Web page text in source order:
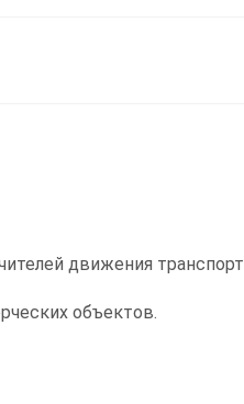
движения
объектов.